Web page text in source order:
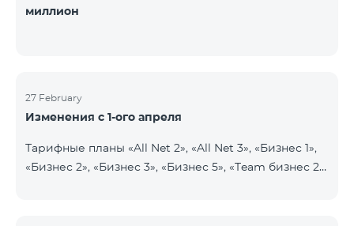
миллион
27 February
Изменения с 1-ого апреля
Тарифные планы «All Net 2», «All Net 3», «Бизнес 1»,
«Бизнес 2», «Бизнес 3», «Бизнес 5», «Team бизнес 2»,